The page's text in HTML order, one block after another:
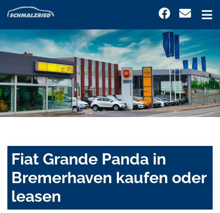
Fiat Grande Panda in
Bremerhaven kaufen oder
leasen